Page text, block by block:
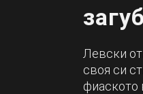
Левски
своя си
фиаското